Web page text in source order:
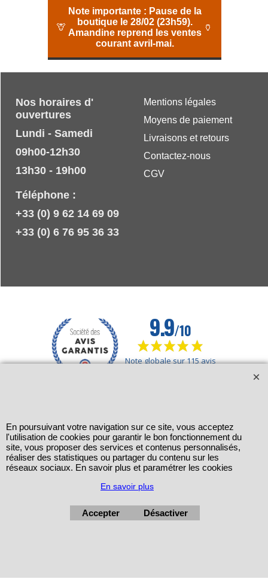
🦒
Note importante : Pause de la
boutique le 28/02 (23h59).
Amandine reprend les ventes
courant avril-mai.
🏺
Mentions légales
Moyens de paiement
Livraisons et retours
Contactez-nous
CGV
Nos horaires d'
ouvertures
Lundi - Samedi
09h00-12h30
13h30 - 19h00
Téléphone :
+33 (0) 9 62 14 69 09
+33 (0) 6 76 95 36 33
En poursuivant votre navigation sur ce site, vous acceptez
l'utilisation de cookies pour garantir le bon fonctionnement du
site, vous proposer des services et contenus personnalisés,
réaliser des statistiques ou partager du contenu sur les
réseaux sociaux. En savoir plus et paramétrer les cookies
En savoir plus
Accepter Désactiver